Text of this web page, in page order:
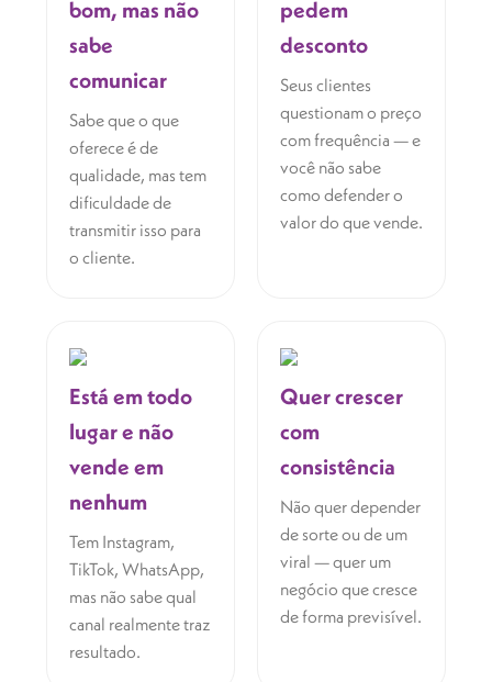
bom, mas não
sabe
comunicar
Sabe que o que
oferece é de
qualidade, mas tem
dificuldade de
transmitir isso para
o cliente.
pedem
desconto
Seus clientes
questionam o preço
com frequência — e
você não sabe
como defender o
valor do que vende.
Está em todo
lugar e não
vende em
nenhum
Tem Instagram,
TikTok, WhatsApp,
mas não sabe qual
canal realmente traz
resultado.
Quer crescer
com
consistência
Não quer depender
de sorte ou de um
viral — quer um
negócio que cresce
de forma previsível.